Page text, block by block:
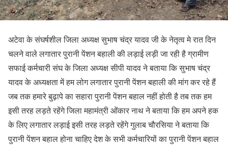
अटेवा के संघर्षशील जिला अध्यक्ष सुभाष चंद्र यादव जी के नेतृत्व मे रात दिन
चलने वाले लगातार पुरानी पेंशन बहाली की लड़ाई लड़ी जा रही है ग्रामीण
सफाई कर्मचारी संघ के जिला अध्यक्ष सीपी यादव ने बताया कि सुभाष चंद्र
यादव के अध्यक्षता में हम लोग लगातार पुरानी पेंशन बहाली की मांग कर रहे हैं
जब तक हमारे बुढ़ापे का सहारा पुरानी पेंशन बहाल नहीं होती है तब तक हम
इसी तरह लड़ते रहेंगे जिला महामंत्री ओंकार नाथ ने बताया कि हम अपने हक
के लिए लगातार लड़ाई इसी तरह लड़ते रहेंगे गुलाब चौरसिया ने बताया कि
पुरानी पेंशन बहाल होना चाहिए देश के सभी कर्मचारियों का पुरानी पेंशन बहाल